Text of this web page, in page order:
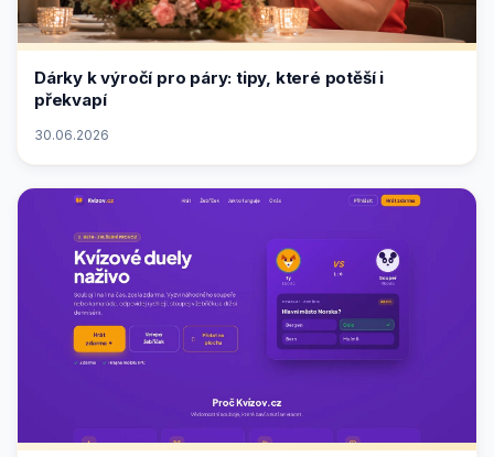
Dárky k výročí pro páry: tipy, které potěší i
překvapí
30.06.2026